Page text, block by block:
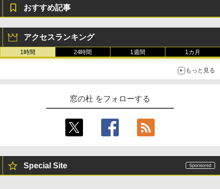
おすすめ記事
アクセスランキング
1時間 24時間 1週間 1カ月
もっと見る
窓の杜 をフォローする
Special Site